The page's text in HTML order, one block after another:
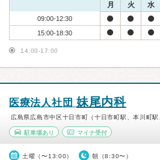
月 火 水
09:00-12:30
15:00-18:30
14:00-17:00
医療法人社団 妹尾内科
広島県広島市中区十日市町（十日市町駅、本川町駅
駐車場あり マイナ受付
土曜（〜13:00） 朝（8:30〜）